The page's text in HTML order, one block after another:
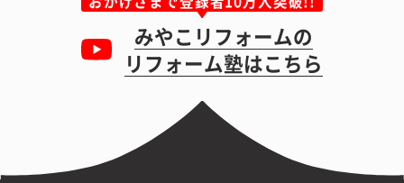
みやこリフォームの
リフォーム塾はこちら